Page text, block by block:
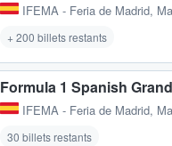
IFEMA - Feria de Madrid,
+ 200 billets restants
Formula 1 Spanish
IFEMA - Feria de Madrid,
30 billets restants